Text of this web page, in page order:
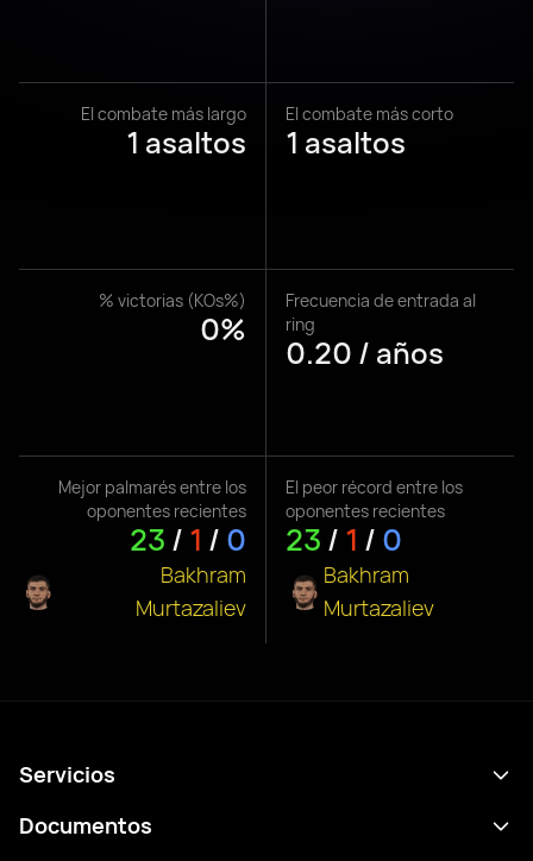
El combate más largo
1 asaltos
El combate más corto
1 asaltos
% victorias (KOs%)
0%
Frecuencia de entrada al
ring
0.20 / años
Mejor palmarés entre los
oponentes recientes
23 / 1 / 0
Bakhram
Murtazaliev
El peor récord entre los
oponentes recientes
23 / 1 / 0
Bakhram
Murtazaliev
Servicios
Calendario
Documentos